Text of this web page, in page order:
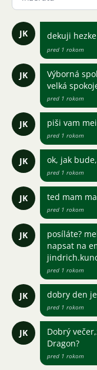
JK dekuji
pred 1 rokom
JK
Výborná
velká
pred 1 rokom
JK piši vam
pred 1 rokom
JK ok, jak
pred 1 rokom
JK ted mam
pred 1 rokom
JK
posíláte?
napsat na
pred 1 rokom
JK dobry den
pred 1 rokom
JK
Dobrý
Dragon?
pred 1 rokom